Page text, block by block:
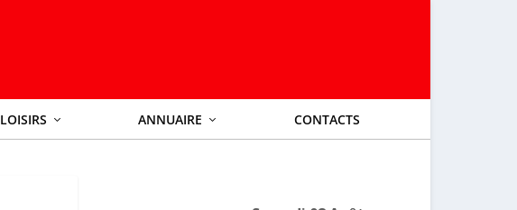
LOISIRS ANNUAIRE CONTACTS